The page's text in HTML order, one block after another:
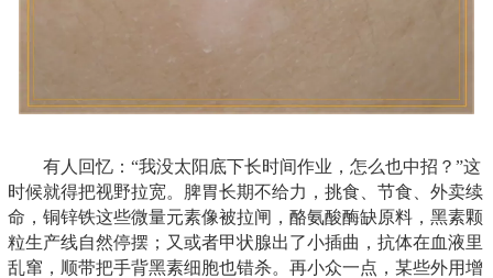
有人回忆：“我没太阳底下长时间作业，怎么也中招？”这
时候就得把视野拉宽。脾胃长期不给力，挑食、节食、外卖续
命，铜锌铁这些微量元素像被拉闸，酪氨酸酶缺原料，黑素颗
粒生产线自然停摆；又或者甲状腺出了小插曲，抗体在血液里
乱窜，顺带把手背黑素细胞也错杀。再小众一点，某些外用增